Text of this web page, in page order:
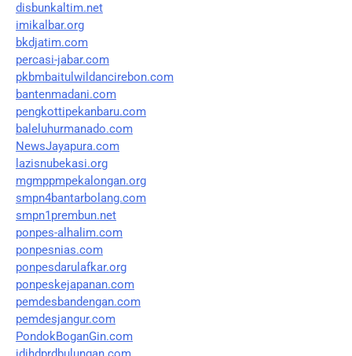
disbunkaltim.net
imikalbar.org
bkdjatim.com
percasi-jabar.com
pkbmbaitulwildancirebon.com
bantenmadani.com
pengkottipekanbaru.com
baleluhurmanado.com
NewsJayapura.com
lazisnubekasi.org
mgmppmpekalongan.org
smpn4bantarbolang.com
smpn1prembun.net
ponpes-alhalim.com
ponpesnias.com
ponpesdarulafkar.org
ponpeskejapanan.com
pemdesbandengan.com
pemdesjangur.com
PondokBoganGin.com